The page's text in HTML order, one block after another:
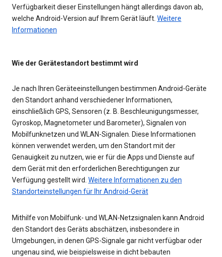
Verfügbarkeit dieser Einstellungen hängt allerdings davon ab,
welche Android-Version auf Ihrem Gerät läuft. Weitere
Informationen
Wie der Gerätestandort bestimmt wird
Je nach Ihren Geräteeinstellungen bestimmen Android-Geräte
den Standort anhand verschiedener Informationen,
einschließlich GPS, Sensoren (z. B. Beschleunigungsmesser,
Gyroskop, Magnetometer und Barometer), Signalen von
Mobilfunknetzen und WLAN-Signalen. Diese Informationen
können verwendet werden, um den Standort mit der
Genauigkeit zu nutzen, wie er für die Apps und Dienste auf
dem Gerät mit den erforderlichen Berechtigungen zur
Verfügung gestellt wird. Weitere Informationen zu den
Standorteinstellungen für Ihr Android-Gerät
Mithilfe von Mobilfunk- und WLAN-Netzsignalen kann Android
den Standort des Geräts abschätzen, insbesondere in
Umgebungen, in denen GPS-Signale gar nicht verfügbar oder
ungenau sind, wie beispielsweise in dicht bebauten